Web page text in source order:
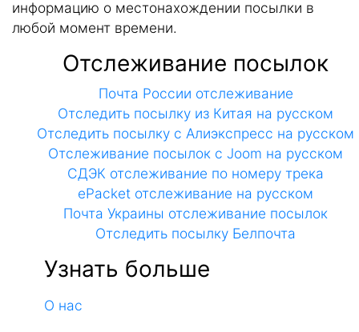
информацию о местонахождении посылки в
любой момент времени.
Отслеживание посылок
Почта России отслеживание
Отследить посылку из Китая на русском
Отследить посылку с Алиэкспресс на русском
Отслеживание посылок с Joom на русском
СДЭК отслеживание по номеру трека
ePacket отслеживание на русском
Почта Украины отслеживание посылок
Отследить посылку Белпочта
Узнать больше
О нас